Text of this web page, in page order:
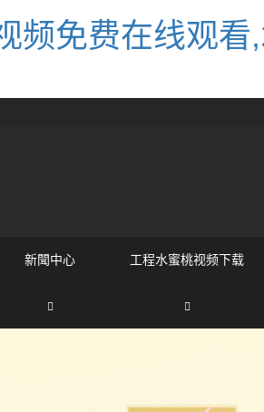
频免费在线观
新聞中心 工程水蜜桃视频下载